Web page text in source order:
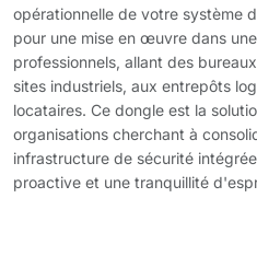
opérationnelle de votre système
pour une mise en œuvre dans
professionnels, allant des
sites industriels, aux entrepôts
locataires. Ce dongle est la
organisations cherchant à
infrastructure de sécurité
proactive et une tranquillité